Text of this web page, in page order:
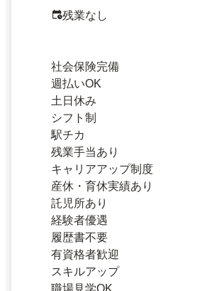
残業なし
社会保険完備
週払いOK
土日休み
シフト制
駅チカ
残業手当あり
キャリアアップ制度
産休・育休実績あり
託児所あり
経験者優遇
履歴書不要
有資格者歓迎
スキルアップ